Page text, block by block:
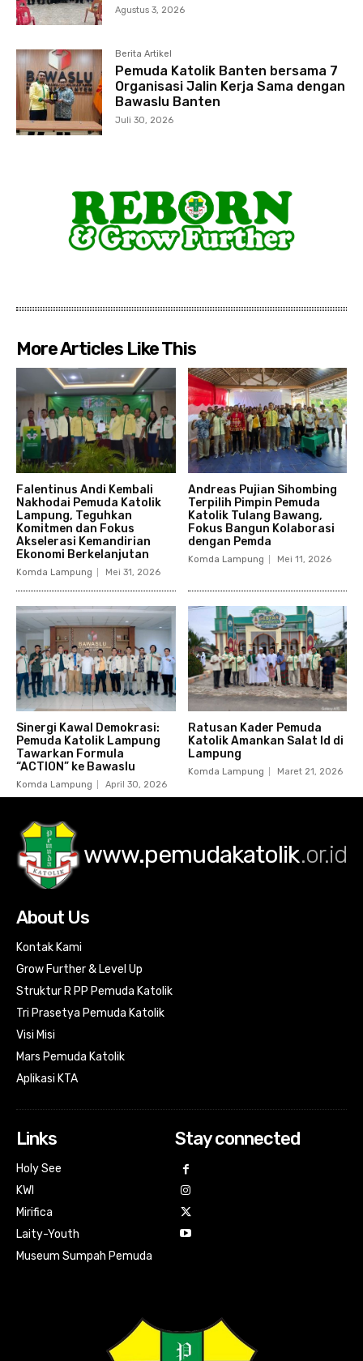
Agustus 3, 2026
Berita Artikel
Pemuda Katolik Banten bersama 7
Organisasi Jalin Kerja Sama dengan
Bawaslu Banten
Juli 30, 2026
More Articles Like This
Falentinus Andi Kembali
Nakhodai Pemuda Katolik
Lampung, Teguhkan
Komitmen dan Fokus
Akselerasi Kemandirian
Ekonomi Berkelanjutan
Komda Lampung Mei 31, 2026
Andreas Pujian Sihombing
Terpilih Pimpin Pemuda
Katolik Tulang Bawang,
Fokus Bangun Kolaborasi
dengan Pemda
Komda Lampung Mei 11, 2026
Sinergi Kawal Demokrasi:
Pemuda Katolik Lampung
Tawarkan Formula
“ACTION” ke Bawaslu
Komda Lampung April 30, 2026
Ratusan Kader Pemuda
Katolik Amankan Salat Id di
Lampung
Komda Lampung Maret 21, 2026
www.pemudakatolik.or.id
About Us
Kontak Kami
Grow Further & Level Up
Struktur R PP Pemuda Katolik
Tri Prasetya Pemuda Katolik
Visi Misi
Mars Pemuda Katolik
Aplikasi KTA
Links
Holy See
KWI
Mirifica
Laity-Youth
Museum Sumpah Pemuda
Stay connected